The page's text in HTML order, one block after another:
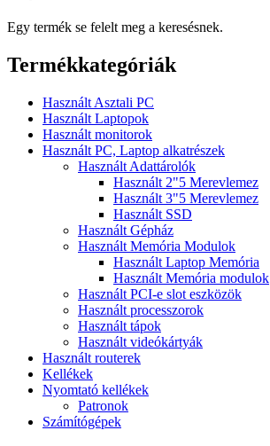
Egy termék se felelt meg a keresésnek.
Termékkategóriák
Használt Asztali PC
Használt Laptopok
Használt monitorok
Használt PC, Laptop alkatrészek
Használt Adattárolók
Használt 2"5 Merevlemez
Használt 3"5 Merevlemez
Használt SSD
Használt Gépház
Használt Memória Modulok
Használt Laptop Memória
Használt Memória modulok
Használt PCI-e slot eszközök
Használt processzorok
Használt tápok
Használt videókártyák
Használt routerek
Kellékek
Nyomtató kellékek
Patronok
Számítógépek